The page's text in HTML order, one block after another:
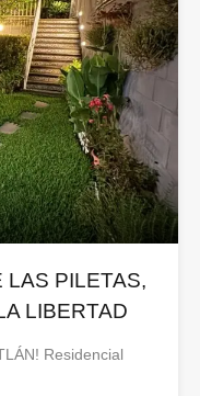
LAS PILETAS,
LIBERTAD
Residencial